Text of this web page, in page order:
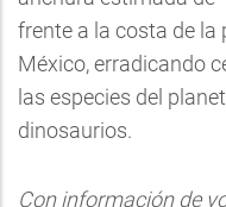
frente a la costa de la
México, erradicando
las especies del
dinosaurios.
Con información de